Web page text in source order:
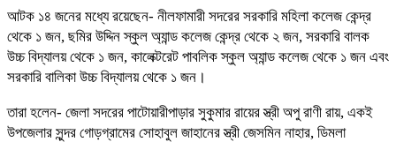
আটক ১৪ জনের মধ্যে রয়েছেন- নীলফামারী সদরের সরকারি মহিলা কলেজ কেন্দ্র
থেকে ১ জন, ছমির উদ্দিন স্কুল অ্যান্ড কলেজ কেন্দ্র থেকে ২ জন, সরকারি বালক
উচ্চ বিদ্যালয় থেকে ১ জন, কালেক্টরেট পাবলিক স্কুল অ্যান্ড কলেজ থেকে ১ জন এবং
সরকারি বালিকা উচ্চ বিদ্যালয় থেকে ১ জন।
তারা হলেন- জেলা সদরের পাটোয়ারীপাড়ার সুকুমার রায়ের স্ত্রী অপু রাণী রায়, একই
উপজেলার সুন্দর গোড়গ্রামের সোহাবুল জাহানের স্ত্রী জেসমিন নাহার, ডিমলা